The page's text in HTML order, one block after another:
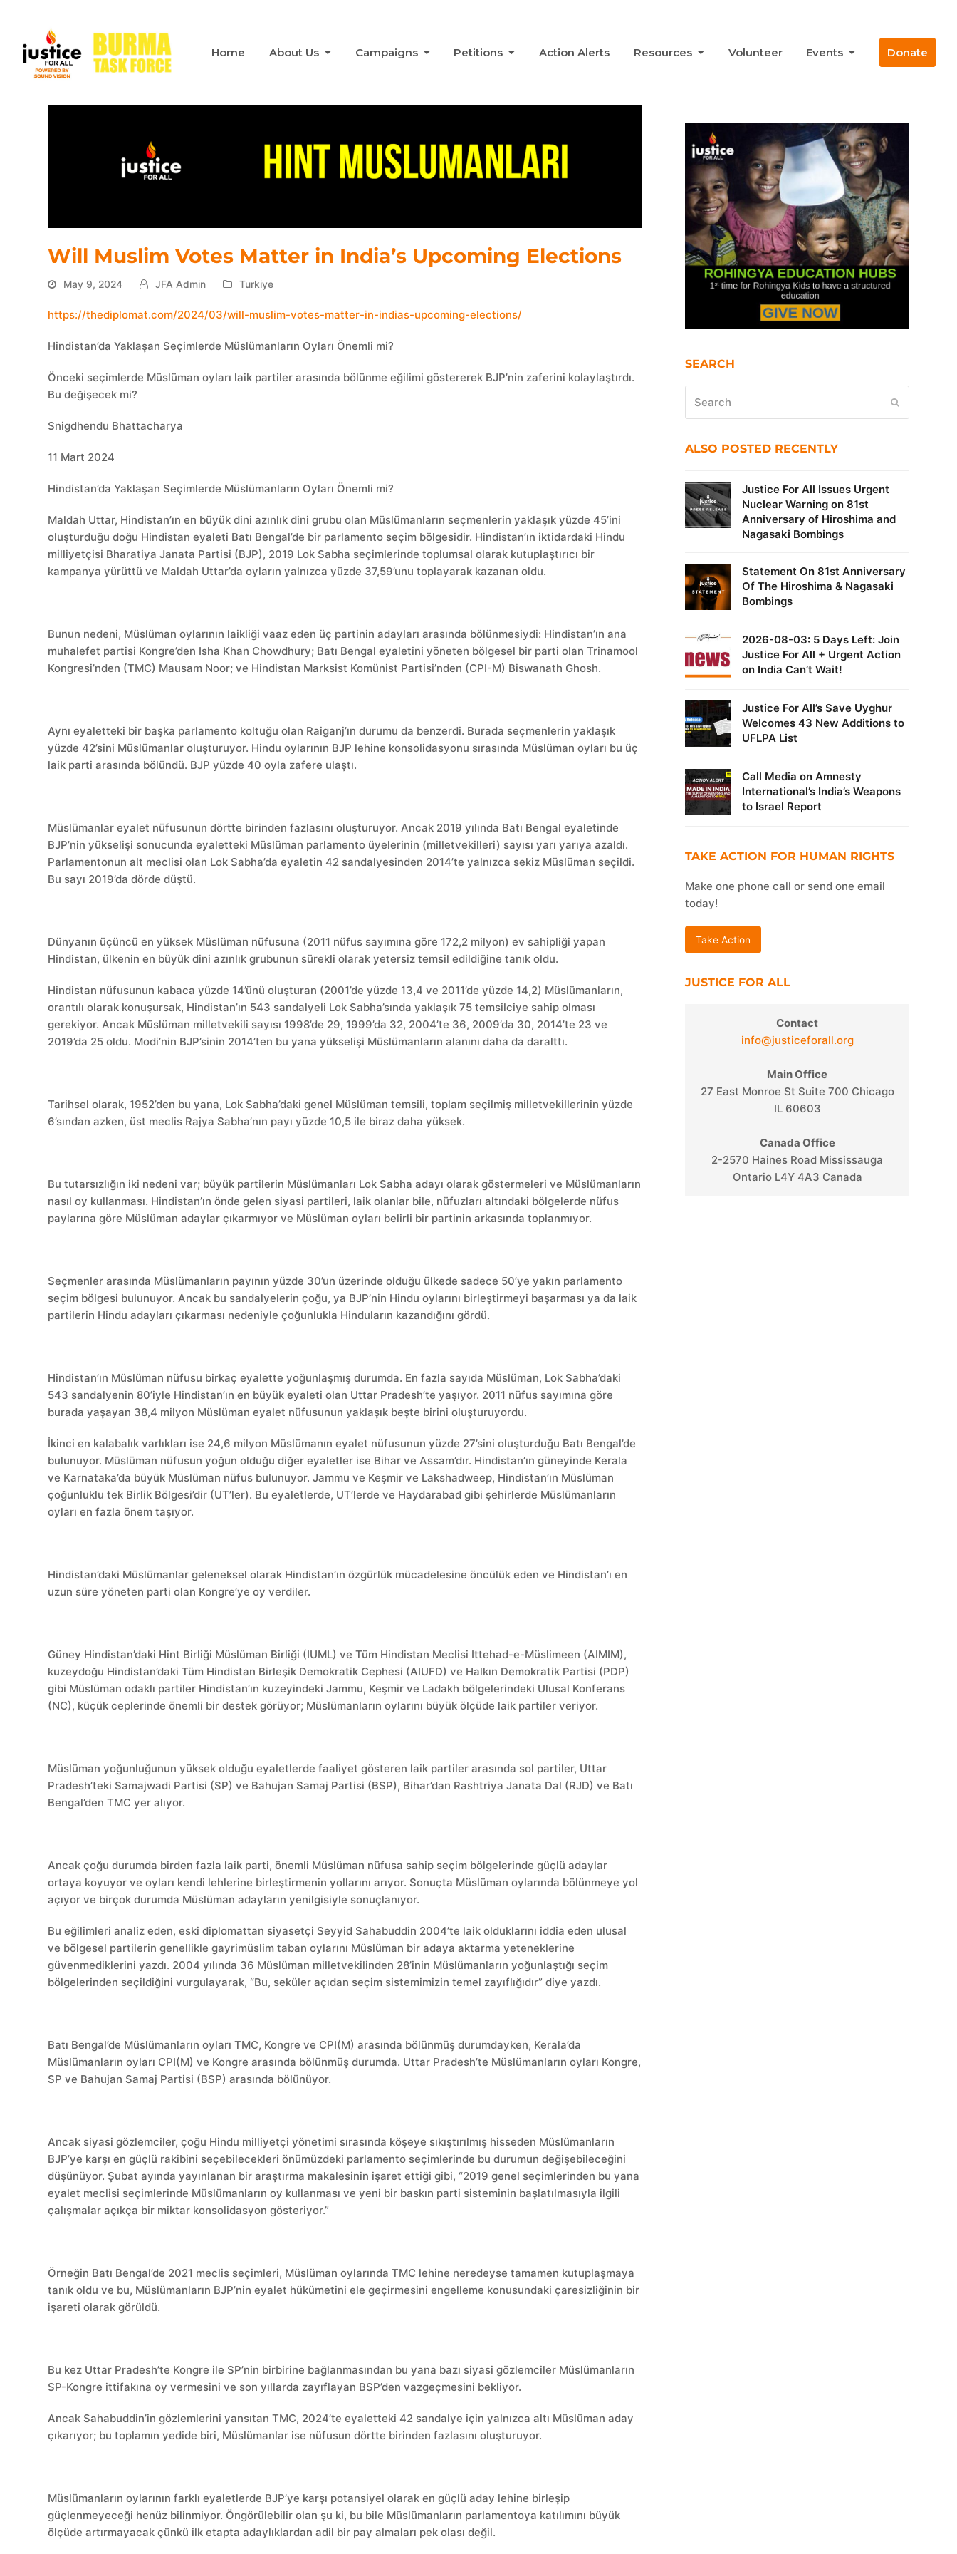
Home About Us Campaigns Petitions Action Alerts Resources Volunteer Events Donate
Will Muslim Votes Matter in India’s Upcoming Elections
May 9, 2024 JFA Admin Turkiye
https://thediplomat.com/2024/03/will-muslim-votes-matter-in-indias-upcoming-elections/
Hindistan’da Yaklaşan Seçimlerde Müslümanların Oyları Önemli mi?
Önceki seçimlerde Müslüman oyları laik partiler arasında bölünme eğilimi göstererek BJP’nin zaferini kolaylaştırdı.
Bu değişecek mi?
Snigdhendu Bhattacharya
11 Mart 2024
Hindistan’da Yaklaşan Seçimlerde Müslümanların Oyları Önemli mi?
Maldah Uttar, Hindistan’ın en büyük dini azınlık dini grubu olan Müslümanların seçmenlerin yaklaşık yüzde 45’ini
oluşturduğu doğu Hindistan eyaleti Batı Bengal’de bir parlamento seçim bölgesidir. Hindistan’ın iktidardaki Hindu
milliyetçisi Bharatiya Janata Partisi (BJP), 2019 Lok Sabha seçimlerinde toplumsal olarak kutuplaştırıcı bir
kampanya yürüttü ve Maldah Uttar’da oyların yalnızca yüzde 37,59’unu toplayarak kazanan oldu.
Bunun nedeni, Müslüman oylarının laikliği vaaz eden üç partinin adayları arasında bölünmesiydi: Hindistan’ın ana
muhalefet partisi Kongre’den Isha Khan Chowdhury; Batı Bengal eyaletini yöneten bölgesel bir parti olan Trinamool
Kongresi’nden (TMC) Mausam Noor; ve Hindistan Marksist Komünist Partisi’nden (CPI-M) Biswanath Ghosh.
Aynı eyaletteki bir başka parlamento koltuğu olan Raiganj’ın durumu da benzerdi. Burada seçmenlerin yaklaşık
yüzde 42’sini Müslümanlar oluşturuyor. Hindu oylarının BJP lehine konsolidasyonu sırasında Müslüman oyları bu üç
laik parti arasında bölündü. BJP yüzde 40 oyla zafere ulaştı.
Müslümanlar eyalet nüfusunun dörtte birinden fazlasını oluşturuyor. Ancak 2019 yılında Batı Bengal eyaletinde
BJP’nin yükselişi sonucunda eyaletteki Müslüman parlamento üyelerinin (milletvekilleri) sayısı yarı yarıya azaldı.
Parlamentonun alt meclisi olan Lok Sabha’da eyaletin 42 sandalyesinden 2014’te yalnızca sekiz Müslüman seçildi.
Bu sayı 2019’da dörde düştü.
Dünyanın üçüncü en yüksek Müslüman nüfusuna (2011 nüfus sayımına göre 172,2 milyon) ev sahipliği yapan
Hindistan, ülkenin en büyük dini azınlık grubunun sürekli olarak yetersiz temsil edildiğine tanık oldu.
Hindistan nüfusunun kabaca yüzde 14’ünü oluşturan (2001’de yüzde 13,4 ve 2011’de yüzde 14,2) Müslümanların,
orantılı olarak konuşursak, Hindistan’ın 543 sandalyeli Lok Sabha’sında yaklaşık 75 temsilciye sahip olması
gerekiyor. Ancak Müslüman milletvekili sayısı 1998’de 29, 1999’da 32, 2004’te 36, 2009’da 30, 2014’te 23 ve
2019’da 25 oldu. Modi’nin BJP’sinin 2014’ten bu yana yükselişi Müslümanların alanını daha da daralttı.
Tarihsel olarak, 1952’den bu yana, Lok Sabha’daki genel Müslüman temsili, toplam seçilmiş milletvekillerinin yüzde
6’sından azken, üst meclis Rajya Sabha’nın payı yüzde 10,5 ile biraz daha yüksek.
Bu tutarsızlığın iki nedeni var; büyük partilerin Müslümanları Lok Sabha adayı olarak göstermeleri ve Müslümanların
nasıl oy kullanması. Hindistan’ın önde gelen siyasi partileri, laik olanlar bile, nüfuzları altındaki bölgelerde nüfus
paylarına göre Müslüman adaylar çıkarmıyor ve Müslüman oyları belirli bir partinin arkasında toplanmıyor.
Seçmenler arasında Müslümanların payının yüzde 30’un üzerinde olduğu ülkede sadece 50’ye yakın parlamento
seçim bölgesi bulunuyor. Ancak bu sandalyelerin çoğu, ya BJP’nin Hindu oylarını birleştirmeyi başarması ya da laik
partilerin Hindu adayları çıkarması nedeniyle çoğunlukla Hinduların kazandığını gördü.
Hindistan’ın Müslüman nüfusu birkaç eyalette yoğunlaşmış durumda. En fazla sayıda Müslüman, Lok Sabha’daki
543 sandalyenin 80’iyle Hindistan’ın en büyük eyaleti olan Uttar Pradesh’te yaşıyor. 2011 nüfus sayımına göre
burada yaşayan 38,4 milyon Müslüman eyalet nüfusunun yaklaşık beşte birini oluşturuyordu.
İkinci en kalabalık varlıkları ise 24,6 milyon Müslümanın eyalet nüfusunun yüzde 27’sini oluşturduğu Batı Bengal’de
bulunuyor. Müslüman nüfusun yoğun olduğu diğer eyaletler ise Bihar ve Assam’dır. Hindistan’ın güneyinde Kerala
ve Karnataka’da büyük Müslüman nüfus bulunuyor. Jammu ve Keşmir ve Lakshadweep, Hindistan’ın Müslüman
çoğunluklu tek Birlik Bölgesi’dir (UT’ler). Bu eyaletlerde, UT’lerde ve Haydarabad gibi şehirlerde Müslümanların
oyları en fazla önem taşıyor.
Hindistan’daki Müslümanlar geleneksel olarak Hindistan’ın özgürlük mücadelesine öncülük eden ve Hindistan’ı en
uzun süre yöneten parti olan Kongre’ye oy verdiler.
Güney Hindistan’daki Hint Birliği Müslüman Birliği (IUML) ve Tüm Hindistan Meclisi Ittehad-e-Müslimeen (AIMIM),
kuzeydoğu Hindistan’daki Tüm Hindistan Birleşik Demokratik Cephesi (AIUFD) ve Halkın Demokratik Partisi (PDP)
gibi Müslüman odaklı partiler Hindistan’ın kuzeyindeki Jammu, Keşmir ve Ladakh bölgelerindeki Ulusal Konferans
(NC), küçük ceplerinde önemli bir destek görüyor; Müslümanların oylarını büyük ölçüde laik partiler veriyor.
Müslüman yoğunluğunun yüksek olduğu eyaletlerde faaliyet gösteren laik partiler arasında sol partiler, Uttar
Pradesh’teki Samajwadi Partisi (SP) ve Bahujan Samaj Partisi (BSP), Bihar’dan Rashtriya Janata Dal (RJD) ve Batı
Bengal’den TMC yer alıyor.
Ancak çoğu durumda birden fazla laik parti, önemli Müslüman nüfusa sahip seçim bölgelerinde güçlü adaylar
ortaya koyuyor ve oyları kendi lehlerine birleştirmenin yollarını arıyor. Sonuçta Müslüman oylarında bölünmeye yol
açıyor ve birçok durumda Müslüman adayların yenilgisiyle sonuçlanıyor.
Bu eğilimleri analiz eden, eski diplomattan siyasetçi Seyyid Sahabuddin 2004’te laik olduklarını iddia eden ulusal
ve bölgesel partilerin genellikle gayrimüslim taban oylarını Müslüman bir adaya aktarma yeteneklerine
güvenmediklerini yazdı. 2004 yılında 36 Müslüman milletvekilinden 28’inin Müslümanların yoğunlaştığı seçim
bölgelerinden seçildiğini vurgulayarak, “Bu, seküler açıdan seçim sistemimizin temel zayıflığıdır” diye yazdı.
Batı Bengal’de Müslümanların oyları TMC, Kongre ve CPI(M) arasında bölünmüş durumdayken, Kerala’da
Müslümanların oyları CPI(M) ve Kongre arasında bölünmüş durumda. Uttar Pradesh’te Müslümanların oyları Kongre,
SP ve Bahujan Samaj Partisi (BSP) arasında bölünüyor.
Ancak siyasi gözlemciler, çoğu Hindu milliyetçi yönetimi sırasında köşeye sıkıştırılmış hisseden Müslümanların
BJP’ye karşı en güçlü rakibini seçebilecekleri önümüzdeki parlamento seçimlerinde bu durumun değişebileceğini
düşünüyor. Şubat ayında yayınlanan bir araştırma makalesinin işaret ettiği gibi, “2019 genel seçimlerinden bu yana
eyalet meclisi seçimlerinde Müslümanların oy kullanması ve yeni bir baskın parti sisteminin başlatılmasıyla ilgili
çalışmalar açıkça bir miktar konsolidasyon gösteriyor.”
Örneğin Batı Bengal’de 2021 meclis seçimleri, Müslüman oylarında TMC lehine neredeyse tamamen kutuplaşmaya
tanık oldu ve bu, Müslümanların BJP’nin eyalet hükümetini ele geçirmesini engelleme konusundaki çaresizliğinin bir
işareti olarak görüldü.
Bu kez Uttar Pradesh’te Kongre ile SP’nin birbirine bağlanmasından bu yana bazı siyasi gözlemciler Müslümanların
SP-Kongre ittifakına oy vermesini ve son yıllarda zayıflayan BSP’den vazgeçmesini bekliyor.
Ancak Sahabuddin’in gözlemlerini yansıtan TMC, 2024’te eyaletteki 42 sandalye için yalnızca altı Müslüman aday
çıkarıyor; bu toplamın yedide biri, Müslümanlar ise nüfusun dörtte birinden fazlasını oluşturuyor.
Müslümanların oylarının farklı eyaletlerde BJP’ye karşı potansiyel olarak en güçlü aday lehine birleşip
güçlenmeyeceği henüz bilinmiyor. Öngörülebilir olan şu ki, bu bile Müslümanların parlamentoya katılımını büyük
ölçüde artırmayacak çünkü ilk etapta adaylıklardan adil bir pay almaları pek olası değil.
SEARCH
ALSO POSTED RECENTLY
Justice For All Issues Urgent
Nuclear Warning on 81st
Anniversary of Hiroshima and
Nagasaki Bombings
Statement On 81st Anniversary
Of The Hiroshima & Nagasaki
Bombings
2026-08-03: 5 Days Left: Join
Justice For All + Urgent Action
on India Can’t Wait!
Justice For All’s Save Uyghur
Welcomes 43 New Additions to
UFLPA List
Call Media on Amnesty
International’s India’s Weapons
to Israel Report
TAKE ACTION FOR HUMAN RIGHTS
Make one phone call or send one email
today!
Take Action
JUSTICE FOR ALL
Contact
info@justiceforall.org
Main Office
27 East Monroe St Suite 700 Chicago
IL 60603
Canada Office
2-2570 Haines Road Mississauga
Ontario L4Y 4A3 Canada